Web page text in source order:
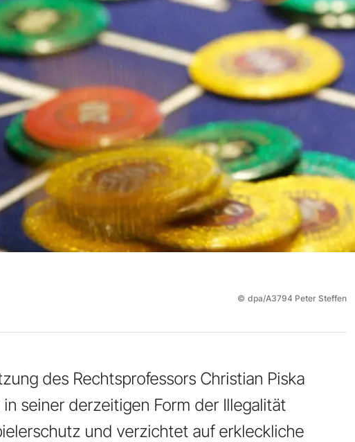
© dpa/A3794 Peter Steffen
des Rechtsprofessors Christian Piska
seiner derzeitigen Form der Illegalität
und verzichtet auf erkleckliche